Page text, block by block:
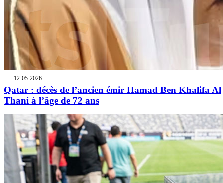
12-05-2026
Qatar : décès de l’ancien émir Hamad Ben Khalifa Al
Thani à l’âge de 72 ans